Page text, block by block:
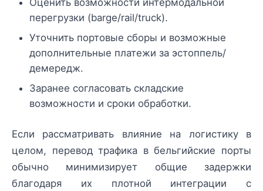
Оценить возможности интермодальной
перегрузки (barge/rail/truck).
Уточнить портовые сборы и возможные
дополнительные платежи за эстоппель/
демередж.
Заранее согласовать складские
возможности и сроки обработки.
Если рассматривать влияние на логистику в
целом, перевод трафика в бельгийские порты
обычно минимизирует общие задержки
благодаря их плотной интеграции с